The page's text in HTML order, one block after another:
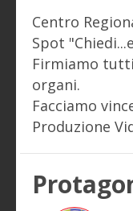
Centro
Spot
Firmiamo
organi.
Facciamo
Produzione